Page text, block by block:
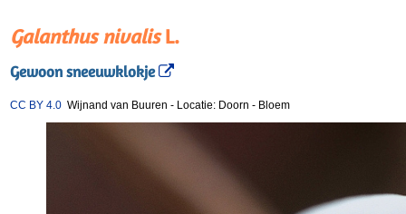
Galanthus nivalisL.
Gewoon sneeuwklokje
CC BY 4.0 Wijnand van Buuren - Locatie: Doorn - Bloem